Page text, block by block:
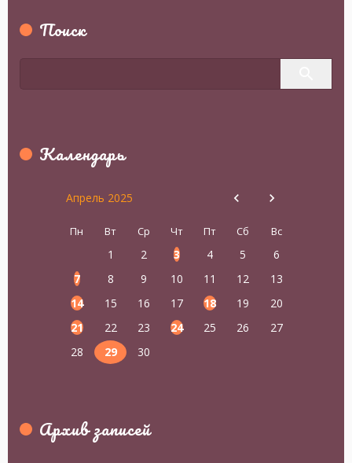
Поиск
Календарь
Апрель 2025
Пн Вт Ср Чт Пт Сб Вс
1 2 3 4 5
6
7
8 9 10 11 12
13
14
15 16 17 18 19
20
21
22 23 24 25 26
27
28
29 30
Архив записей